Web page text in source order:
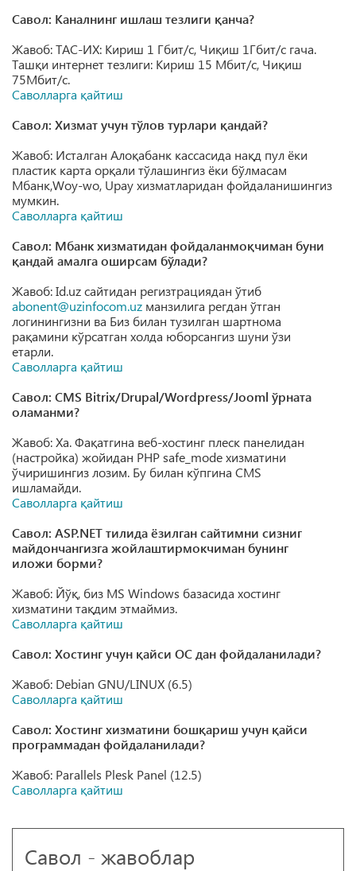
Савол: Каналнинг ишлаш тезлиги қанча?
Жавоб: ТАС-ИХ: Кириш 1 Гбит/с, Чиқиш 1Гбит/с гача.
Ташқи интернет тезлиги: Кириш 15 Мбит/с, Чиқиш
75Мбит/с.
Саволларга қайтиш
Савол: Хизмат учун тўлов турлари қандай?
Жавоб: Исталган Алоқабанк кассасида нақд пул ёки
пластик карта орқали тўлашингиз ёки бўлмасам
Мбанк,Woy-wo, Upay хизматларидан фойдаланишингиз
мумкин.
Саволларга қайтиш
Савол: Мбанк хизматидан фойдаланмоқчиман буни
қандай амалга оширсам бўлади?
Жавоб: Id.uz сайтидан регизтрациядан ўтиб
abonent@uzinfocom.uz манзилига регдан ўтган
логинингизни ва Биз билан тузилган шартнома
рақамини кўрсатган холда юборсангиз шуни ўзи
етарли.
Саволларга қайтиш
Савол: CMS Bitrix/Drupal/Wordpress/Jooml ўрната
оламанми?
Жавоб: Ха. Фақатгина веб-хостинг плеск панелидан
(настройка) жойидан PHP safe_mode хизматини
ўчиришингиз лозим. Бу билан кўпгина CMS
ишламайди.
Саволларга қайтиш
Савол: ASP.NET тилида ёзилган сайтимни сизниг
майдончангизга жойлаштирмокчиман бунинг
иложи борми?
Жавоб: Йўқ, биз MS Windows базасида хостинг
хизматини тақдим этмаймиз.
Саволларга қайтиш
Савол: Хостинг учун қайси ОС дан фойдаланилади?
Жавоб: Debian GNU/LINUX (6.5)
Саволларга қайтиш
Савол: Хостинг хизматини бошқариш учун қайси
программадан фойдаланилади?
Жавоб: Parallels Plesk Panel (12.5)
Саволларга қайтиш
Савол - жавоблар